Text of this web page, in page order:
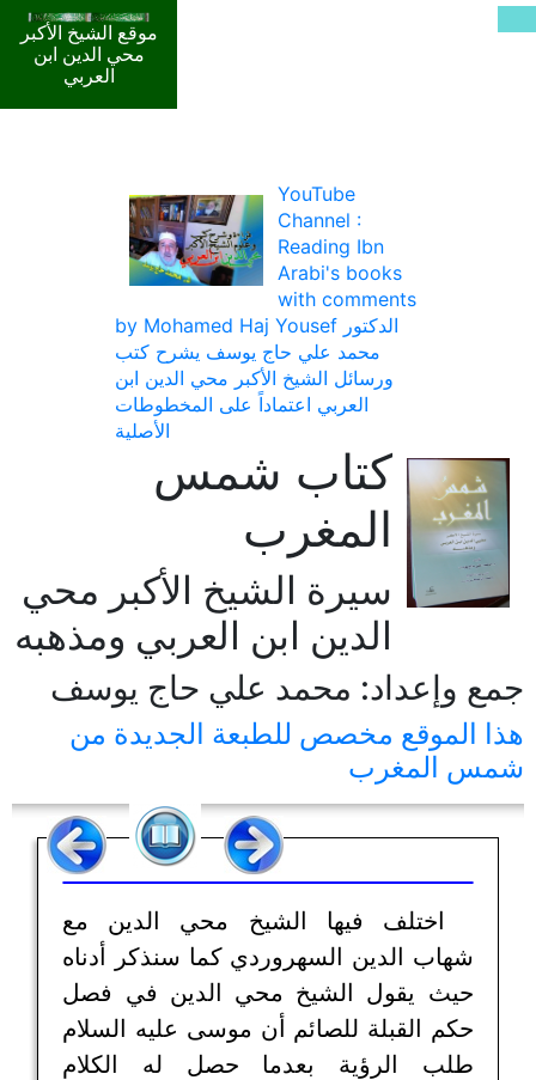
موقع الشيخ الأكبر
محي الدين ابن
العربي
YouTube
Channel :
Reading Ibn
Arabi's books
with comments
by Mohamed Haj Yousef الدكتور
محمد علي حاج يوسف يشرح كتب
ورسائل الشيخ الأكبر محي الدين ابن
العربي اعتماداً على المخطوطات
الأصلية
كتاب شمس
المغرب
سيرة الشيخ الأكبر محي
الدين ابن العربي ومذهبه
جمع وإعداد: محمد علي حاج يوسف
هذا الموقع مخصص للطبعة الجديدة من
شمس المغرب
اختلف فيها الشيخ محي الدين مع
شهاب الدين السهروردي كما سنذكر أدناه
حيث يقول الشيخ محي الدين في فصل
حكم القبلة للصائم أن موسى عليه السلام
طلب الرؤية بعدما حصل له الكلام